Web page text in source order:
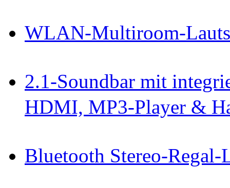
WLAN-Multiroom-
2.1-Soundbar mit
HDMI, MP3-Player &
Bluetooth Stereo-